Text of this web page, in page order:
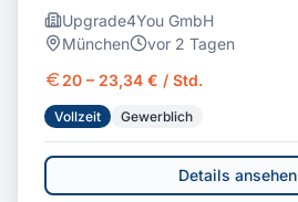
Upgrade4You GmbH
München
vor 2 Tagen
20 – 23,34 € / Std.
Vollzeit Gewerblich
Details ansehen